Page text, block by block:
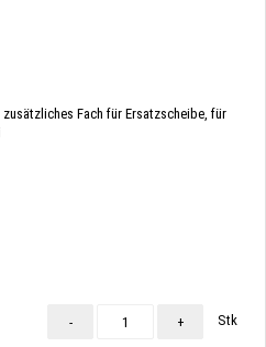
Fach für Ersatzscheibe, für
- + Stk